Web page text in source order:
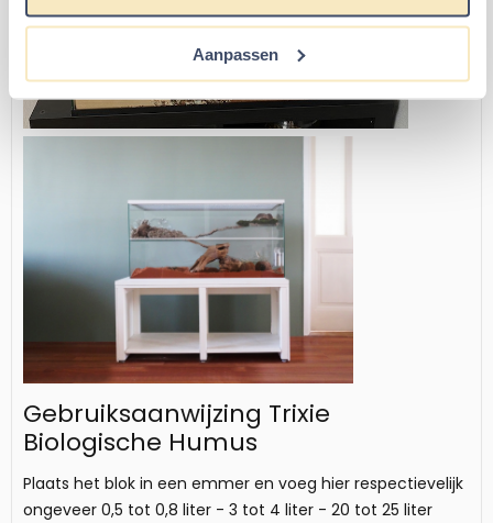
Aanpassen
Gebruiksaanwijzing Trixie
Biologische Humus
Plaats het blok in een emmer en voeg hier respectievelijk
ongeveer 0,5 tot 0,8 liter - 3 tot 4 liter - 20 tot 25 liter